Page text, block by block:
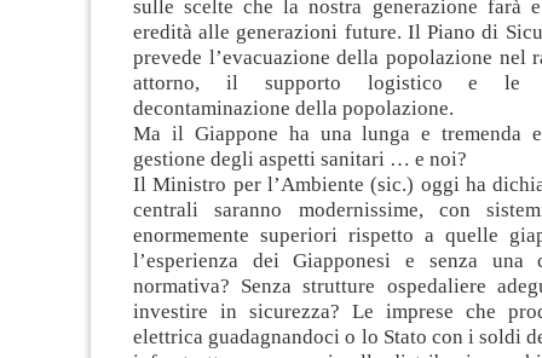
sulle scelte che la nostra generazione farà
eredità alle generazioni future. Il Piano di
prevede l’evacuazione della popolazione nel
attorno, il supporto logistico e le
decontaminazione della popolazione.
Ma il Giappone ha una lunga e tremenda
gestione degli aspetti sanitari … e noi?
Il Ministro per l’Ambiente (sic.) oggi ha
centrali saranno modernissime, con
enormemente superiori rispetto a quelle
l’esperienza dei Giapponesi e senza una
normativa? Senza strutture ospedaliere
investire in sicurezza? Le imprese che
elettrica guadagnandoci o lo Stato con i soldi